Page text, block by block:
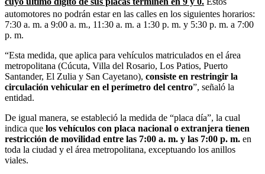
automotores no podrán estar en las calles en los siguientes horarios:
7:30 a. m. a 9:00 a. m., 11:30 a. m. a 1:30 p. m. y 5:30 p. m. a 7:00
p. m.
“Esta medida, que aplica para vehículos matriculados en el área
metropolitana (Cúcuta, Villa del Rosario, Los Patios, Puerto
Santander, El Zulia y San Cayetano), consiste en restringir la
circulación vehicular en el perímetro del centro”, señaló la
entidad.
De igual manera, se estableció la medida de “placa día”, la cual
indica que los vehículos con placa nacional o extranjera tienen
restricción de movilidad entre las 7:00 a. m. y las 7:00 p. m. en
toda la ciudad y el área metropolitana, exceptuando los anillos
viales.